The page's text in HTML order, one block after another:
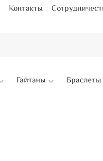
Контакты
Гайтаны Браслеты